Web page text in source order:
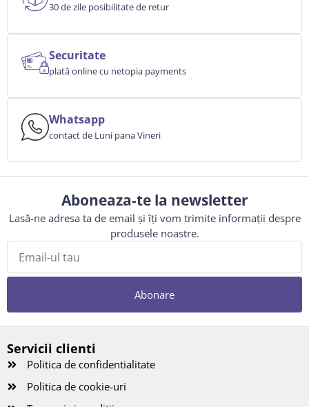
30 de zile posibilitate de retur
Securitate
plată online cu netopia payments
Whatsapp
contact de Luni pana Vineri
Aboneaza-te la newsletter
Lasă-ne adresa ta de email și îți vom trimite informații despre
produsele noastre.
Abonare
Servicii clienti
Politica de confidentialitate
Politica de cookie-uri